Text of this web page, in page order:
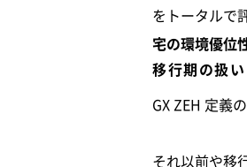
をトータルで
宅の環境優位
移行期の扱
GX ZEH 定義
それ以前や移